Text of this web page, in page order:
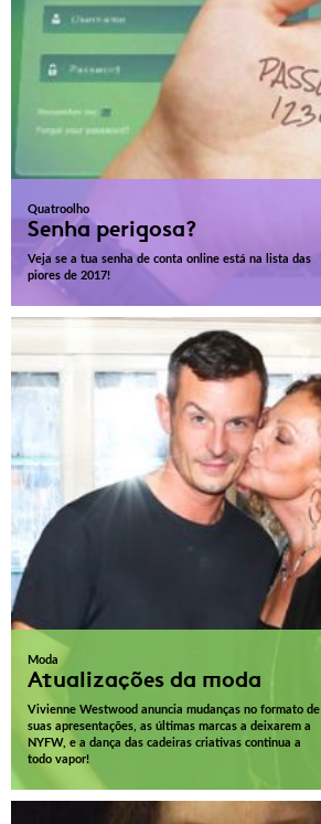
Quatroolho
Senha perigosa?
Veja se a tua senha de conta online está na lista das
piores de 2017!
Moda
Atualizações da moda
Vivienne Westwood anuncia mudanças no formato de
suas apresentações, as últimas marcas a deixarem a
NYFW, e a dança das cadeiras criativas continua a
todo vapor!